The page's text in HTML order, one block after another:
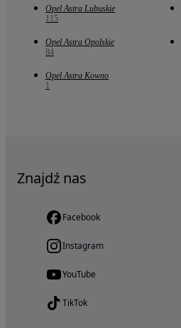
Opel Astra Lubuskie
115
Opel Astra Opolskie
84
Opel Astra Kowno
1
Znajdź nas
Facebook
Instagram
YouTube
TikTok